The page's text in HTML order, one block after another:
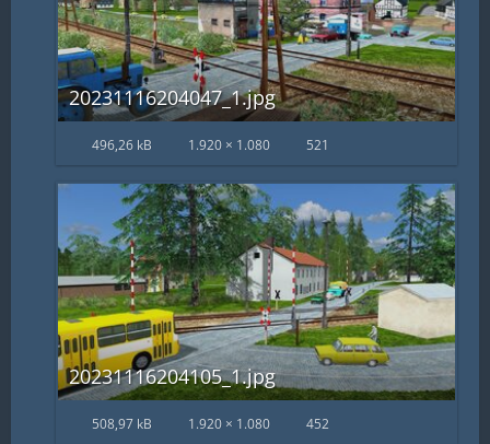
20231116204047_1.jpg
496,26 kB 1.920 × 1.080 521
20231116204105_1.jpg
508,97 kB 1.920 × 1.080 452